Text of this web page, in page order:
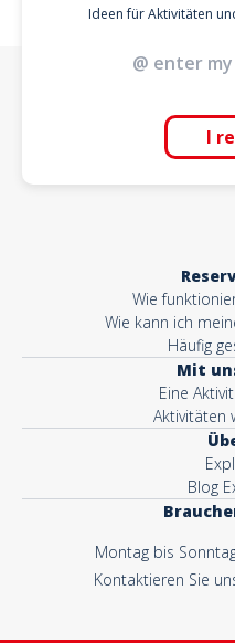
Ideen für Aktivitäten
I
Wie
Wie kann ich
Häufig
Mit
Eine
Aktivitäten
Blog
Montag bis
Kontaktieren Sie